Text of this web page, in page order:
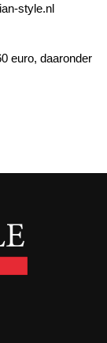
style.nl
euro, daaronder